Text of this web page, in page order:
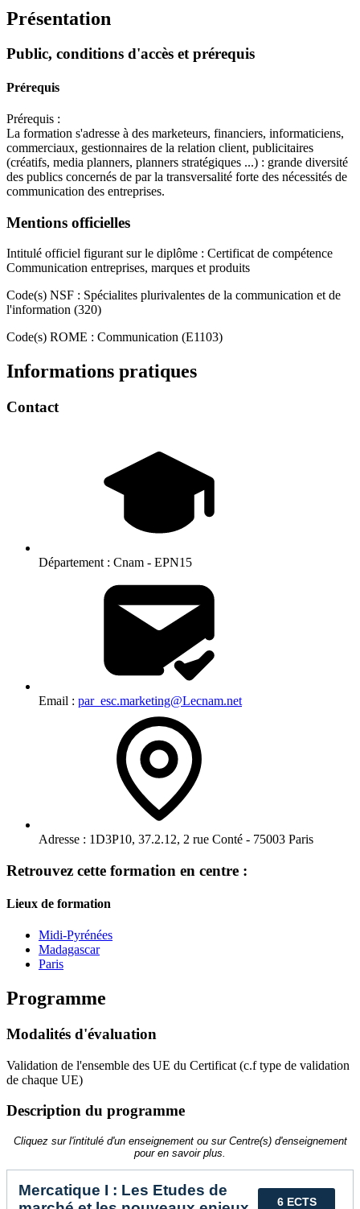
Présentation
Public, conditions d'accès et prérequis
Prérequis
Prérequis :
La formation s'adresse à des marketeurs, financiers, informaticiens,
commerciaux, gestionnaires de la relation client, publicitaires
(créatifs, media planners, planners stratégiques ...) : grande diversité
des publics concernés de par la transversalité forte des nécessités de
communication des entreprises.
Mentions officielles
Intitulé officiel figurant sur le diplôme : Certificat de compétence
Communication entreprises, marques et produits
Code(s) NSF : Spécialites plurivalentes de la communication et de
l'information (320)
Code(s) ROME : Communication (E1103)
Informations pratiques
Contact
Département : Cnam - EPN15
Email : par_esc.marketing@Lecnam.net
Adresse : 1D3P10, 37.2.12, 2 rue Conté - 75003 Paris
Retrouvez cette formation en centre :
Lieux de formation
Midi-Pyrénées
Madagascar
Paris
Programme
Modalités d'évaluation
Validation de l'ensemble des UE du Certificat (c.f type de validation
de chaque UE)
Description du programme
Cliquez sur l'intitulé d'un enseignement ou sur Centre(s) d'enseignement
pour en savoir plus.
6 ECTS
Mercatique I : Les Etudes de